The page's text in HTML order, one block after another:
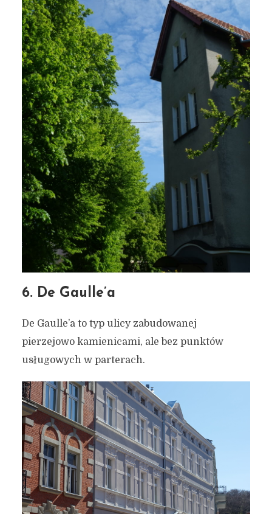
6. De Gaulle’a
De Gaulle’a to typ ulicy zabudowanej
pierzejowo kamienicami, ale bez punktów
usługowych w parterach.